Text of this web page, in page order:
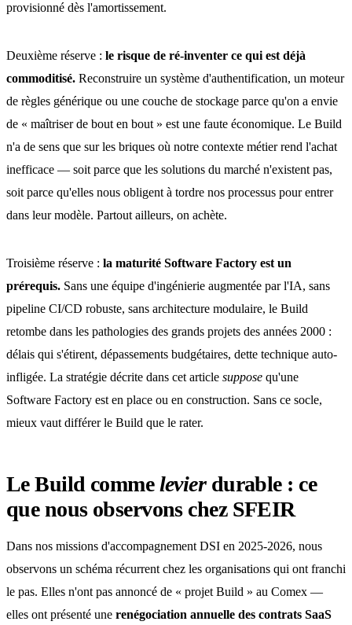
provisionné dès l'amortissement.
Deuxième réserve : le risque de ré-inventer ce qui est déjà
commoditisé. Reconstruire un système d'authentification, un moteur
de règles générique ou une couche de stockage parce qu'on a envie
de « maîtriser de bout en bout » est une faute économique. Le Build
n'a de sens que sur les briques où notre contexte métier rend l'achat
inefficace — soit parce que les solutions du marché n'existent pas,
soit parce qu'elles nous obligent à tordre nos processus pour entrer
dans leur modèle. Partout ailleurs, on achète.
Troisième réserve : la maturité Software Factory est un
prérequis. Sans une équipe d'ingénierie augmentée par l'IA, sans
pipeline CI/CD robuste, sans architecture modulaire, le Build
retombe dans les pathologies des grands projets des années 2000 :
délais qui s'étirent, dépassements budgétaires, dette technique auto-
infligée. La stratégie décrite dans cet article suppose qu'une
Software Factory est en place ou en construction. Sans ce socle,
mieux vaut différer le Build que le rater.
Le Build commelevierdurable : ce
que nous observons chez SFEIR
Dans nos missions d'accompagnement DSI en 2025-2026, nous
observons un schéma récurrent chez les organisations qui ont franchi
le pas. Elles n'ont pas annoncé de « projet Build » au Comex —
elles ont présenté une renégociation annuelle des contrats SaaS